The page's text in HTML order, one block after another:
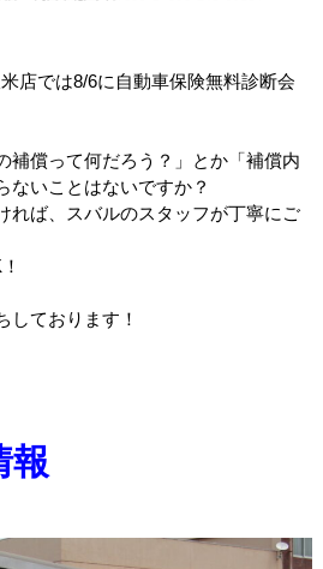
店では8/6に自動車保険無料診断会
補償って何だろう？」とか「補償内
ないことはないですか？
れば、スバルのスタッフが丁寧にご
！
しております！
報